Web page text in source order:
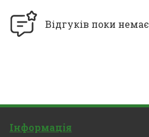
Відгуків поки немає
Інформація